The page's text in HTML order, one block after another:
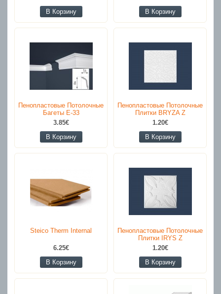
В Корзину
В Корзину
Пенопластовые Потолочные
Багеты E-33
3.85€
В Корзину
Пенопластовые Потолочные
Плитки BRYZA Z
1.20€
В Корзину
Steico Therm Internal
6.25€
В Корзину
Пенопластовые Потолочные
Плитки IRYS Z
1.20€
В Корзину